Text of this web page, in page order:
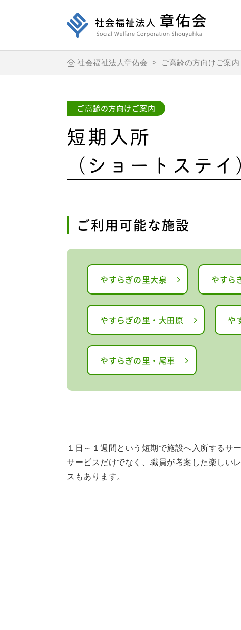
社会福祉法人章佑会 > ご高齢の方向けご案内
ご高齢の方向けご案内
短期入所
（ショートステイ
ご利用可能な施設
やすらぎの里大泉 やすら
やすらぎの里・大田原 や
やすらぎの里・尾車
１日～１週間という短期で施設へ入所するサ
サービスだけでなく、職員が考案した楽しい
スもあります。